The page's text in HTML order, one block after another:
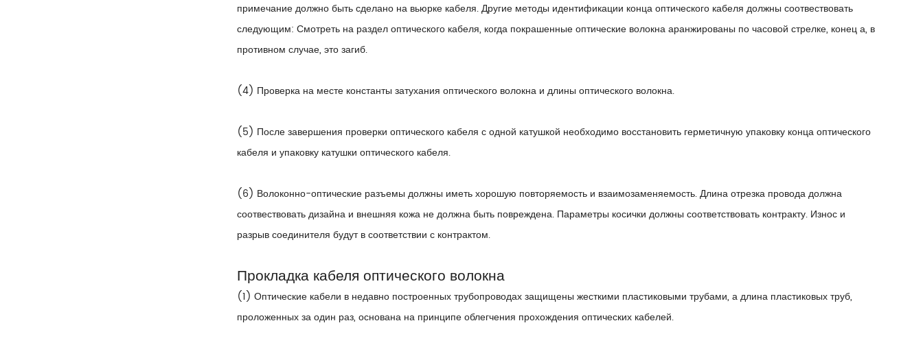
примечание должно быть сделано на вьюрке кабеля. Другие методы идентификации конца оптического кабеля должны соотвествовать
следующим: Смотреть на раздел оптического кабеля, когда покрашенные оптические волокна аранжированы по часовой стрелке, конец а, в
противном случае, это загиб.
(4) Проверка на месте константы затухания оптического волокна и длины оптического волокна.
(5) После завершения проверки оптического кабеля с одной катушкой необходимо восстановить герметичную упаковку конца оптического
кабеля и упаковку катушки оптического кабеля.
(6) Волоконно-оптические разъемы должны иметь хорошую повторяемость и взаимозаменяемость. Длина отрезка провода должна
соотвествовать дизайна и внешняя кожа не должна быть повреждена. Параметры косички должны соответствовать контракту. Износ и
разрыв соединителя будут в соответствии с контрактом.
Прокладка кабеля оптического волокна
(1) Оптические кабели в недавно построенных трубопроводах защищены жесткими пластиковыми трубами, а длина пластиковых труб,
проложенных за один раз, основана на принципе облегчения прохождения оптических кабелей.